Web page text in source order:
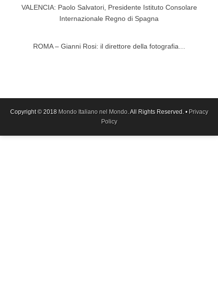
VALENCIA: Paolo Salvatori, Presidente Istituto Consolare
Internazionale Regno di Spagna
ROMA – Gianni Rosi: il direttore della fotografia…
Copyright © 2018 Mondo Italiano nel Mondo. All Rights Reserved. • Privacy
Policy